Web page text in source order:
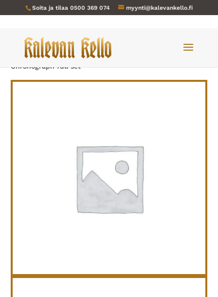
Soita ja tilaa 0500 369 074 myynti@kalevankello.fi
Verkkokauppa/Miesten kellot
Chronograph full set